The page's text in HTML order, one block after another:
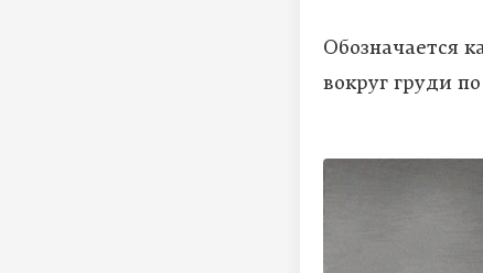
Обозначается
вокруг груди